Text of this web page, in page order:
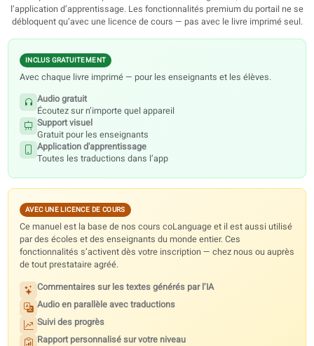
Acheter
Ressources numériques
Chaque manuel comprend des contenus audio gratuits, des
l’application d’apprentissage. Les fonctionnalités premium du portail
débloquent qu’avec une licence de cours — pas avec le livre
INCLUS GRATUITEMENT
Avec chaque livre imprimé — pour les enseignants et les élèves.
Audio gratuit
Écoutez sur n’importe quel appareil
Support visuel
Gratuit pour les enseignants
Application d'apprentissage
Toutes les traductions dans l’app